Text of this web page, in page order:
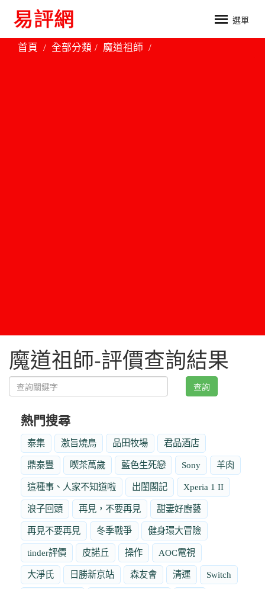
選單
首頁 全部分類 魔道祖師
魔道祖師-評價查詢結果
查詢
熱門搜尋
泰集 激旨燒鳥 品田牧場 君品酒店
鼎泰豐 喫茶萬歲 藍色生死戀 Sony 羊肉
這種事、人家不知道啦 出閨閣記 Xperia 1 II
浪子回頭 再見，不要再見 甜妻好廚藝
再見不要再見 冬季戰爭 健身環大冒險
tinder評價 皮諾丘 操作 AOC電視
大淨氏 日勝新京站 森友會 清運 Switch